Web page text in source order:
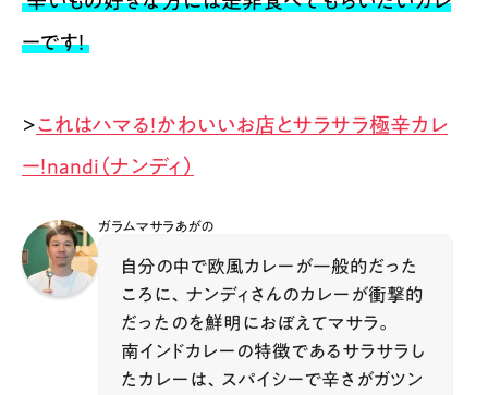
ーです！​
>これはハマる！かわいいお店とサラサラ極辛カレ
ー！nandi（ナンディ）
ガラムマサラあがの
自分の中で欧風カレーが一般的だった
ころに、ナンディさんのカレーが衝撃的
だったのを鮮明におぼえてマサラ。
南インドカレーの特徴であるサラサラし
たカレーは、スパイシーで辛さがガツン